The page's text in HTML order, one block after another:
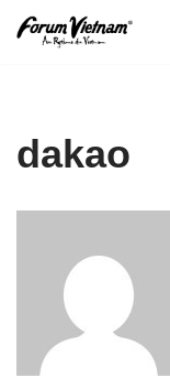
dakao